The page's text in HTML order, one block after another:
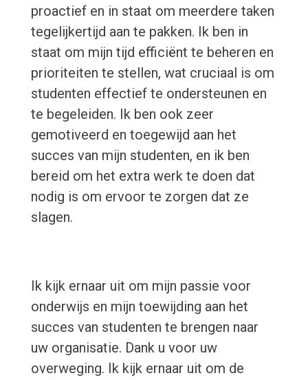
proactief en in staat om meerdere taken
tegelijkertijd aan te pakken. Ik ben in
staat om mijn tijd efficiënt te beheren en
prioriteiten te stellen, wat cruciaal is om
studenten effectief te ondersteunen en
te begeleiden. Ik ben ook zeer
gemotiveerd en toegewijd aan het
succes van mijn studenten, en ik ben
bereid om het extra werk te doen dat
nodig is om ervoor te zorgen dat ze
slagen.
Ik kijk ernaar uit om mijn passie voor
onderwijs en mijn toewijding aan het
succes van studenten te brengen naar
uw organisatie. Dank u voor uw
overweging. Ik kijk ernaar uit om de